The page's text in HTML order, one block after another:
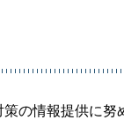
の情報提供に努